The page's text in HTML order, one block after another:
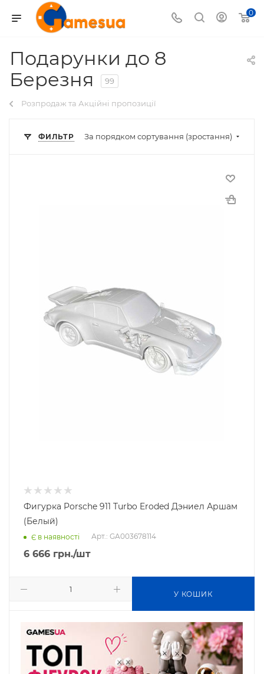
0
Подарунки до 8
Березня
99
Розпродаж та Акційні пропозиції
ФИЛЬТР За порядком сортування (зростання)
Фигурка Porsche 911 Turbo Eroded Дэниел Аршам
(Белый)
Є в наявності Арт.: GA003678114
6 666 грн./шт
У КОШИК